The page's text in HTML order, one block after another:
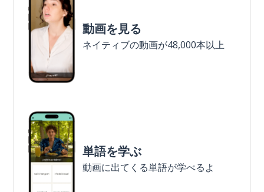
動画を見る
ネイティブの動画が48,000本以上
単語を学ぶ
動画に出てくる単語が学べるよ